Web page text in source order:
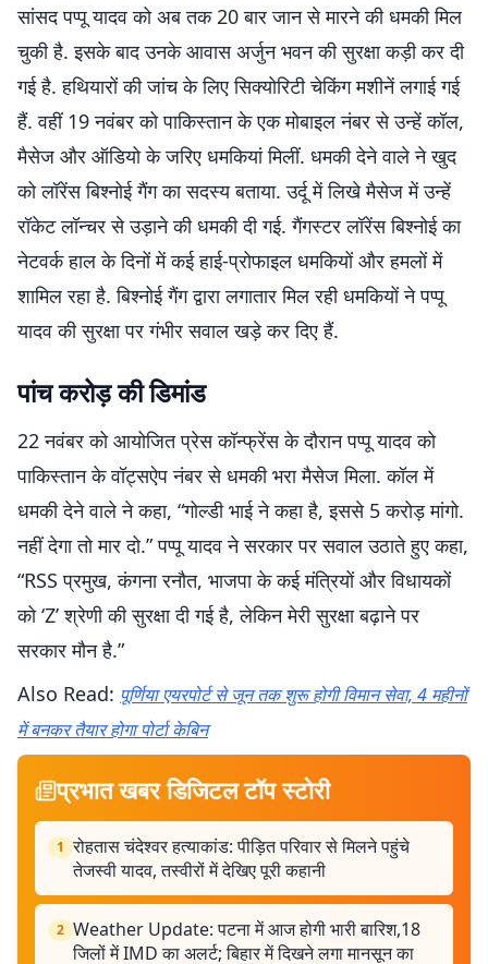
सांसद पप्पू यादव को अब तक 20 बार जान से मारने की धमकी मिल
चुकी है. इसके बाद उनके आवास अर्जुन भवन की सुरक्षा कड़ी कर दी
गई है. हथियारों की जांच के लिए सिक्योरिटी चेकिंग मशीनें लगाई गई
हैं. वहीं 19 नवंबर को पाकिस्तान के एक मोबाइल नंबर से उन्हें कॉल,
मैसेज और ऑडियो के जरिए धमकियां मिलीं. धमकी देने वाले ने खुद
को लॉरेंस बिश्नोई गैंग का सदस्य बताया. उर्दू में लिखे मैसेज में उन्हें
रॉकेट लॉन्चर से उड़ाने की धमकी दी गई. गैंगस्टर लॉरेंस बिश्नोई का
नेटवर्क हाल के दिनों में कई हाई-प्रोफाइल धमकियों और हमलों में
शामिल रहा है. बिश्नोई गैंग द्वारा लगातार मिल रही धमकियों ने पप्पू
यादव की सुरक्षा पर गंभीर सवाल खड़े कर दिए हैं.
पांच करोड़ की डिमांड
22 नवंबर को आयोजित प्रेस कॉन्फ्रेंस के दौरान पप्पू यादव को
पाकिस्तान के वॉट्सऐप नंबर से धमकी भरा मैसेज मिला. कॉल में
धमकी देने वाले ने कहा, “गोल्डी भाई ने कहा है, इससे 5 करोड़ मांगो.
नहीं देगा तो मार दो.” पप्पू यादव ने सरकार पर सवाल उठाते हुए कहा,
“RSS प्रमुख, कंगना रनौत, भाजपा के कई मंत्रियों और विधायकों
को ‘Z’ श्रेणी की सुरक्षा दी गई है, लेकिन मेरी सुरक्षा बढ़ाने पर
सरकार मौन है.”
Also Read: पूर्णिया एयरपोर्ट से जून तक शुरू होगी विमान सेवा, 4 महीनों
में बनकर तैयार होगा पोर्टा केबिन
प्रभात खबर डिजिटल टॉप स्टोरी
1 रोहतास चंदेश्वर हत्याकांड: पीड़ित परिवार से मिलने पहुंचे
तेजस्वी यादव, तस्वीरों में देखिए पूरी कहानी
2 Weather Update: पटना में आज होगी भारी बारिश,18
जिलों में IMD का अलर्ट; बिहार में दिखने लगा मानसून का